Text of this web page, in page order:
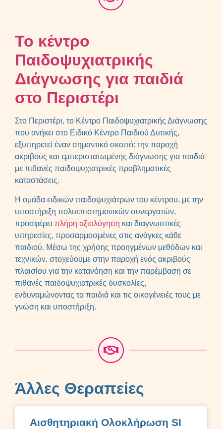
Το κέντρο
Παιδοψυχιατρικής
Διάγνωσης για παιδιά
στο Περιστέρι
Στο Περιστέρι, το Κέντρο Παιδοψυχιατρικής Διάγνωσης
που ανήκει στο Ειδικό Κέντρο Παιδιού Δυτικής,
εξυπηρετεί έναν σημαντικό σκοπό: την παροχή
ακριβούς και εμπεριστατωμένης διάγνωσης για παιδιά
με πιθανές παιδοψυχιατρικές προβληματικές
καταστάσεις.
Η ομάδα ειδικών παιδοψυχιάτρων του κέντρου, με την
υποστήριξη πολυεπιστημονικών συνεργατών,
προσφέρει πλήρη αξιολόγηση και διαγνωστικές
υπηρεσίες, προσαρμοσμένες στις ανάγκες κάθε
παιδιού. Μέσω της χρήσης προηγμένων μεθόδων και
τεχνικών, στοχεύουμε στην παροχή ενός ακριβούς
πλαισίου για την κατανόηση και την παρέμβαση σε
πιθανές παιδοψυχιατρικές δυσκολίες,
ενδυναμώνοντας τα παιδιά και τις οικογένειές τους με
γνώση και υποστήριξη.
Άλλες Θεραπείες
Αισθητηριακή Ολοκλήρωση SI